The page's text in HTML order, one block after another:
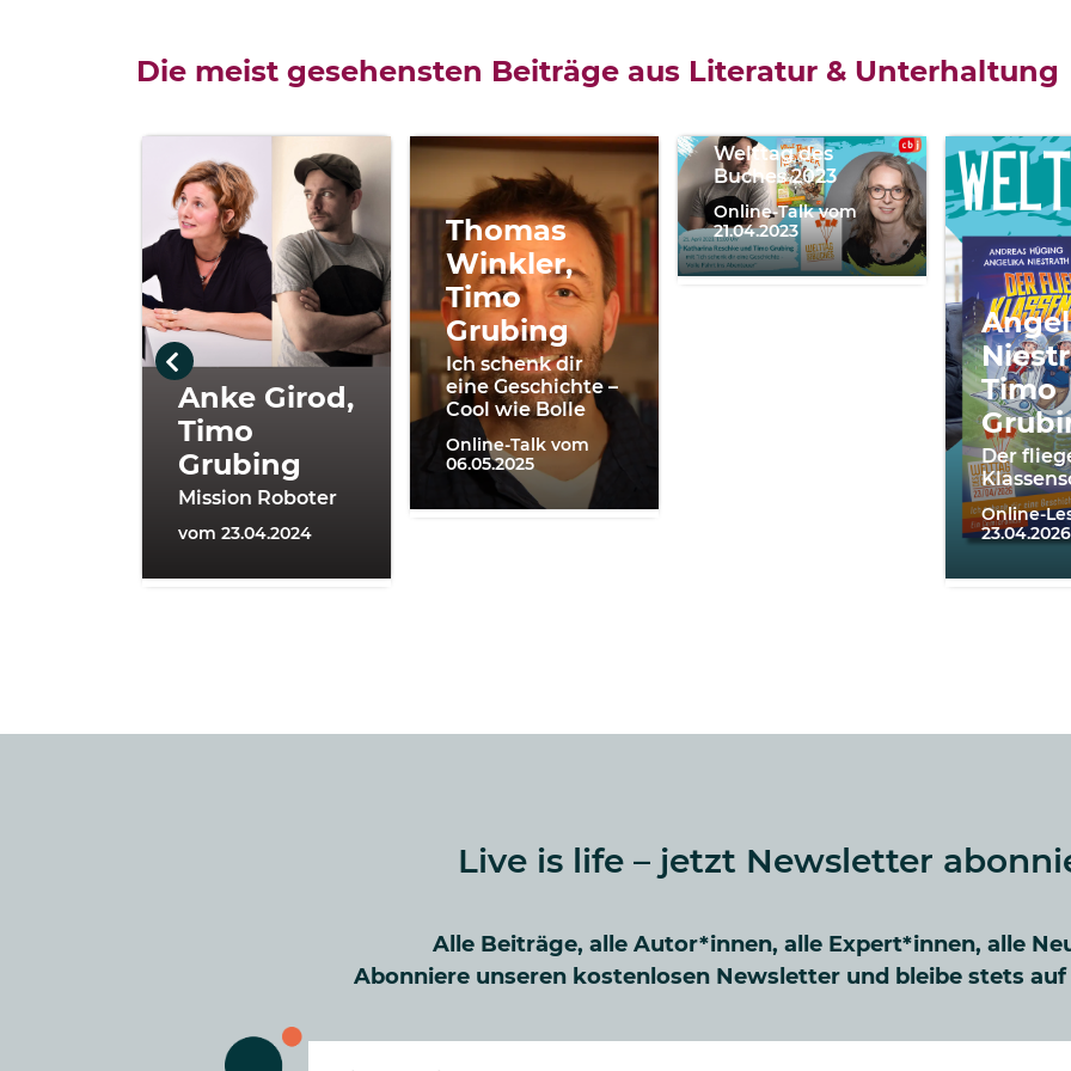
Die meist gesehensten Beiträge aus Literatur & Unterhaltung
Anke Girod,
Timo
Grubing
Mission Roboter
vom 23.04.2024
Thomas
Winkler,
Timo
Grubing
Ich schenk dir
eine Geschichte –
Cool wie Bolle
Online-Talk vom
06.05.2025
Reschke,
Timo
Welttag des
Buches 2023
Online-Talk vom
21.04.2023
Timo
Der
Online-
23.04.2026
Live is life – jetzt Newsletter
Alle Beiträge, alle Autor*innen, alle Expert*innen, alle
Abonniere unseren kostenlosen Newsletter und bleibe stets